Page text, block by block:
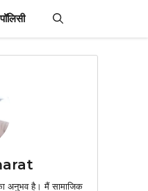
अनुभव है। मैं सामाजिक